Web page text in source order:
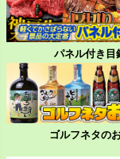
パネル付き目
ゴルフネタの